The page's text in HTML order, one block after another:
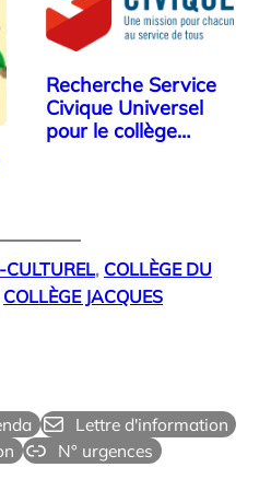
Recherche Service
Civique Universel
pour le collège…
CULTUREL, COLLÈGE DU
COLLÈGE JACQUES
Lettre d'information
N° urgences